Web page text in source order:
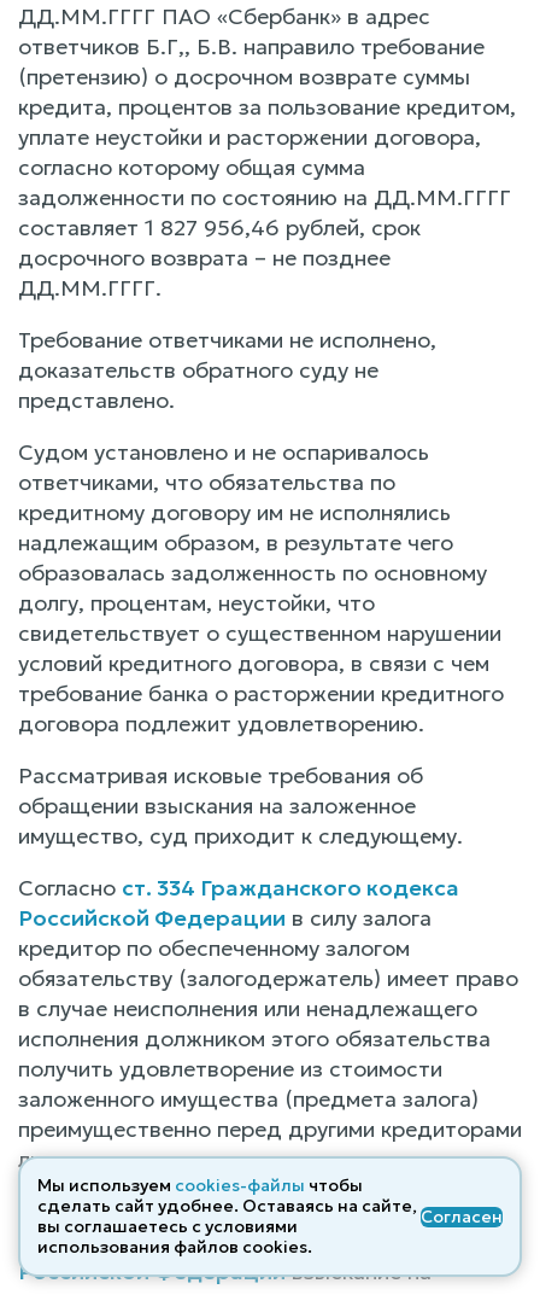
ДД.ММ.ГГГГ ПАО «Сбербанк» в адрес
ответчиков Б.Г,, Б.В. направило требование
(претензию) о досрочном возврате суммы
кредита, процентов за пользование кредитом,
уплате неустойки и расторжении договора,
согласно которому общая сумма
задолженности по состоянию на ДД.ММ.ГГГГ
составляет 1 827 956,46 рублей, срок
досрочного возврата – не позднее
ДД.ММ.ГГГГ.
Требование ответчиками не исполнено,
доказательств обратного суду не
представлено.
Судом установлено и не оспаривалось
ответчиками, что обязательства по
кредитному договору им не исполнялись
надлежащим образом, в результате чего
образовалась задолженность по основному
долгу, процентам, неустойки, что
свидетельствует о существенном нарушении
условий кредитного договора, в связи с чем
требование банка о расторжении кредитного
договора подлежит удовлетворению.
Рассматривая исковые требования об
обращении взыскания на заложенное
имущество, суд приходит к следующему.
Согласно ст. 334 Гражданского кодекса
Российской Федерации в силу залога
кредитор по обеспеченному залогом
обязательству (залогодержатель) имеет право
в случае неисполнения или ненадлежащего
исполнения должником этого обязательства
получить удовлетворение из стоимости
заложенного имущества (предмета залога)
преимущественно перед другими кредиторами
лица, которому принадлежит заложенное
имущество (залогодателя).
В силуст. 348 Гражданского кодекса
Российской Федерациивзыскание на
Мы используем cookies-файлы чтобы
сделать сайт удобнее. Оставаясь на сайте,
вы соглашаетесь с условиями
использования файлов cооkies.
Согласен